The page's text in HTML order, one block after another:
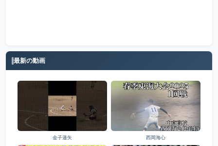
最新の動画
金子蓮矢 西岡海心